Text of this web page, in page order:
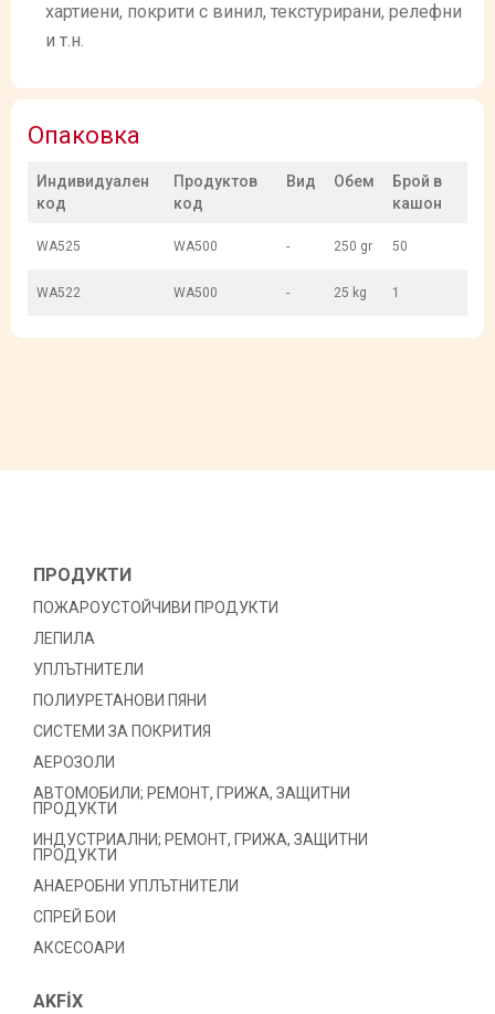
хартиени, покрити с винил, текстурирани, релефни
и т.н.
Опаковка
Индивидуален
код
Продуктов
код
Вид Обем
Брой в
кашон
WA525 WA500 - 250 gr 50
WA522 WA500 - 25 kg 1
ПРОДУКТИ
ПОЖАРОУСТОЙЧИВИ ПРОДУКТИ
ЛЕПИЛА
УПЛЪТНИТЕЛИ
ПОЛИУРЕТАНОВИ ПЯНИ
СИСТЕМИ ЗА ПОКРИТИЯ
АЕРОЗОЛИ
АВТОМОБИЛИ; РЕМОНТ, ГРИЖА, ЗАЩИТНИ
ПРОДУКТИ
ИНДУСТРИАЛНИ; РЕМОНТ, ГРИЖА, ЗАЩИТНИ
ПРОДУКТИ
АНАЕРОБНИ УПЛЪТНИТЕЛИ
СПРЕЙ БОИ
АКСЕСОАРИ
AKFİX